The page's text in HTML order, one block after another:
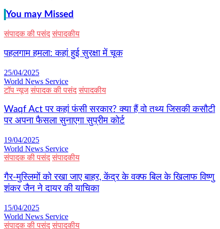
You may Missed
संपादक की पसंद संपादकीय
पहलगाम हमला: कहां हुई सुरक्षा में चूक
25/04/2025
World News Service
टॉप न्यूज संपादक की पसंद संपादकीय
Waqf Act पर कहां फंसी सरकार? क्या हैं वो तथ्य जिसकी कसौटी
पर अपना फैसला सुनाएगा सुप्रीम कोर्ट
19/04/2025
World News Service
संपादक की पसंद संपादकीय
गैर-मुस्लिमों को रखा जाए बाहर, केंद्र के वक्फ बिल के खिलाफ विष्णु
शंकर जैन ने दायर की याचिका
15/04/2025
World News Service
संपादक की पसंद संपादकीय